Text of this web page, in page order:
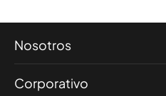
Nosotros
Corporativo